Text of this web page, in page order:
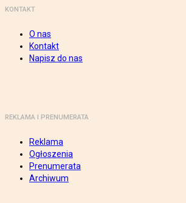
KONTAKT
O nas
Kontakt
Napisz do nas
REKLAMA I PRENUMERATA
Reklama
Ogłoszenia
Prenumerata
Archiwum